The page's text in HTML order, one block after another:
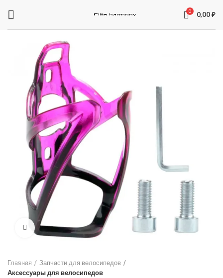
0 0,00₽
Нажмите, чтобы увеличить
Главная
Запчасти для велосипедов
Аксессуары для велосипедов
ЗАПЧАСТИ ДЛЯ ЭЛЕКТРОСАМОКАТОВ
Электроника
Колодки
Суппорта
Аккумуляторы
Подножки
Зарядные устройства
Перекладины
Тормозная система и комплектующее
Вилки
Моторы
Основы руля
Тросики